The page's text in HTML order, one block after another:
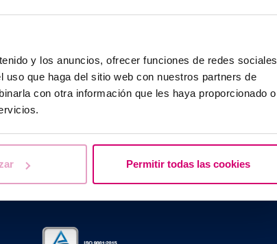
y los anuncios, ofrecer funciones de redes sociales
que haga del sitio web con nuestros partners de
con otra información que les haya proporcionado o
Permitir todas las cookies
i tuoi dubbi